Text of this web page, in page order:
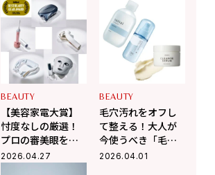
BEAUTY
【美容家電大賞】
忖度なしの厳選！
プロの審美眼を突
破した、投資価値
ある「美顔器」5選
2026.04.27
BEAUTY
毛穴汚れをオフし
て整える！大人が
今使うべき「毛穴
ケア」最新3選。ふ
2026.04.01